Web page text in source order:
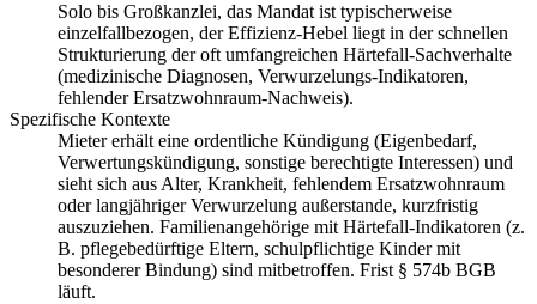
Solo bis Großkanzlei, das Mandat ist typischerweise
einzelfallbezogen, der Effizienz-Hebel liegt in der schnellen
Strukturierung der oft umfangreichen Härtefall-Sachverhalte
(medizinische Diagnosen, Verwurzelungs-Indikatoren,
fehlender Ersatzwohnraum-Nachweis).
Spezifische Kontexte
Mieter erhält eine ordentliche Kündigung (Eigenbedarf,
Verwertungskündigung, sonstige berechtigte Interessen) und
sieht sich aus Alter, Krankheit, fehlendem Ersatzwohnraum
oder langjähriger Verwurzelung außerstande, kurzfristig
auszuziehen. Familienangehörige mit Härtefall-Indikatoren (z.
B. pflegebedürftige Eltern, schulpflichtige Kinder mit
besonderer Bindung) sind mitbetroffen. Frist § 574b BGB
läuft.